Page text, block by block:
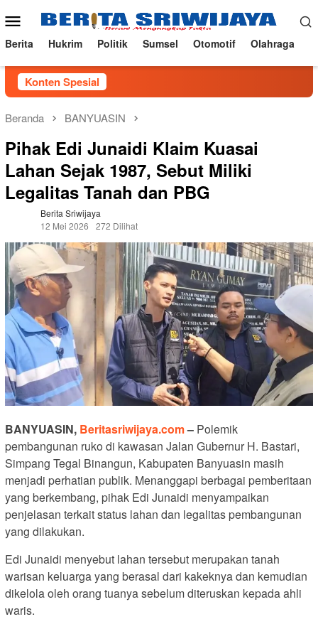
ke
konten
Menu
Mobile
Berita Hukrim Politik Sumsel Otomotif Olahraga
Konten Spesial
Beranda BANYUASIN
Pihak Edi Junaidi Klaim Kuasai
Lahan Sejak 1987, Sebut Miliki
Legalitas Tanah dan PBG
Berita Sriwijaya
12 Mei 2026
272 Dilihat
BANYUASIN, Beritasriwijaya.com– Polemik
pembangunan ruko di kawasan Jalan Gubernur H. Bastari,
Simpang Tegal Binangun, Kabupaten Banyuasin masih
menjadi perhatian publik. Menanggapi berbagai pemberitaan
yang berkembang, pihak Edi Junaidi menyampaikan
penjelasan terkait status lahan dan legalitas pembangunan
yang dilakukan.
Edi Junaidi menyebut lahan tersebut merupakan tanah
warisan keluarga yang berasal dari kakeknya dan kemudian
dikelola oleh orang tuanya sebelum diteruskan kepada ahli
waris.